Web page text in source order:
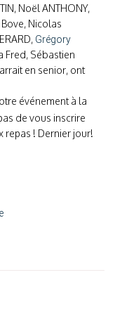
Noël ANTHONY,
Nicolas
Grégory
Fred, Sébastien
en senior, ont
événement à la
de vous inscrire
repas ! Dernier jour!